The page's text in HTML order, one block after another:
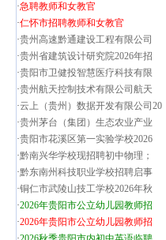
·急聘教师和女教官
·仁怀市招聘教师和女教官
·贵州高速黔通建设工程有限公司
·贵州省建筑设计研究院2026年招
·贵阳市卫健投智慧医疗科技有限
·贵州航天控制技术有限公司航天
·云上（贵州）数据开发有限公司20
·贵州茅台（集团）生态农业产业
·贵阳市花溪区第一实验学校2026
·黔南兴华学校现招聘初中物理；
·黔东南州科技职业学校招聘启事
·铜仁市武陵山技工学校2026年秋
·2026年贵阳市公立幼儿园教师招
·2026年贵阳市公立幼儿园教师招